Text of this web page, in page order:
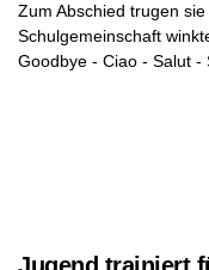
Zum Abschied trugen
Schulgemeinschaft
Goodbye - Ciao - Salut -